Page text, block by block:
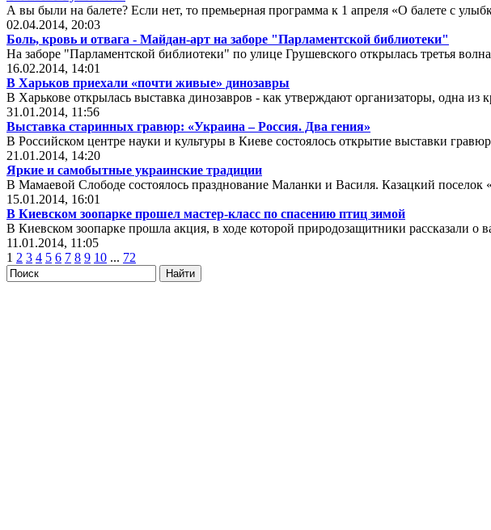
А вы были на балете? Если нет, то премьерная программа к 1 апреля «О балете с
02.04.2014, 20:03
Боль, кровь и отвага - Майдан-арт на заборе "Парламентской библиотеки"
На заборе "Парламентской библиотеки" по улице Грушевского открылась третья
16.02.2014, 14:01
В Харьков приехали «почти живые» динозавры
В Харькове открылась выставка динозавров - как утверждают организаторы, одна из
31.01.2014, 11:56
Выставка старинных гравюр: «Украина – Россия. Два гения»
В Российском центре науки и культуры в Киеве состоялось открытие выставки
21.01.2014, 14:20
Яркие и самобытные украинские традиции
В Мамаевой Слободе состоялось празднование Маланки и Василя. Казацкий поселок
15.01.2014, 16:01
В Киевском зоопарке прошел мастер-класс по спасению птиц зимой
В Киевском зоопарке прошла акция, в ходе которой природозащитники рассказали о
11.01.2014, 11:05
1 2 3 4 5 6 7 8 9 10 ... 72